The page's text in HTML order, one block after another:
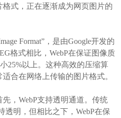
格式，正在逐渐成为网页图片的
Format”，是由Google开发的
格式相比，WebP在保证图像质
25%以上。这种高效的压缩算
合在网络上传输的图片格式。
，WebP支持透明通道。传统
透明，但相比之下，WebP在保